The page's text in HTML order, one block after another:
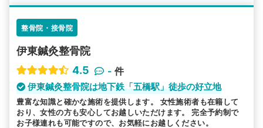
整骨院・接骨院
伊東鍼灸整骨院
4.5
- 件
伊東鍼灸整骨院は地下鉄「五橋駅」徒歩の好立地
豊富な知識と確かな施術を提供します。 女性施術者も在籍して
おり、女性の方も安心してお越しいただけます。 完全予約制で
お子様連れも可能ですので、お気軽にお越しください。